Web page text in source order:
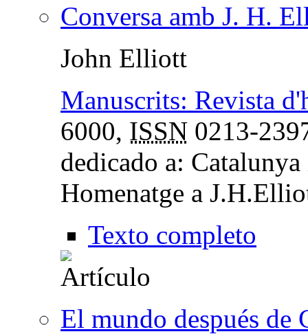
Conversa amb J. H.
John Elliott
Manuscrits: Revista
6000, ISSN 0213-
dedicado a:
Homenatge a
Texto completo
El mundo después de